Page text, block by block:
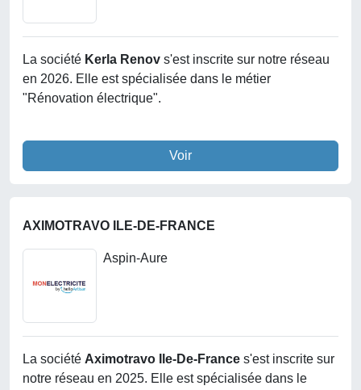
La société Kerla Renov s'est inscrite sur notre réseau
en 2026. Elle est spécialisée dans le métier
"Rénovation électrique".
Voir
AXIMOTRAVO ILE-DE-FRANCE
Aspin-Aure
La société Aximotravo Ile-De-France s'est inscrite sur
notre réseau en 2025. Elle est spécialisée dans le